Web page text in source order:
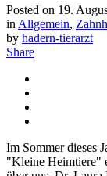
Posted on 19.
in Allgemein,
by hadern-tierarzt
Share
Im Sommer dieses
"Kleine Heimtiere"